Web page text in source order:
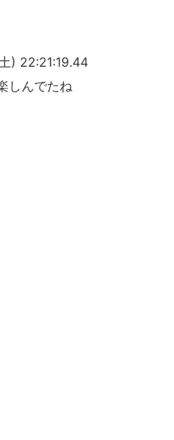
) 22:21:19.44
しんでたね